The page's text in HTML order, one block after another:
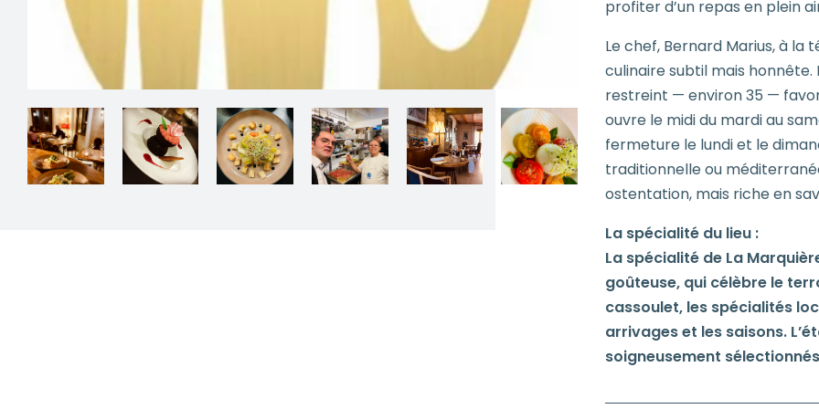
profiter d’un repas en plein
Le chef, Bernard Marius, à la
culinaire subtil mais
restreint — environ 35 —
ouvre le midi du mardi au
fermeture le lundi et le
traditionnelle ou
ostentation, mais riche en
La spécialité du lieu :
La spécialité de La
goûteuse, qui célèbre le
cassoulet, les spécialités
arrivages et les saisons.
soigneusement